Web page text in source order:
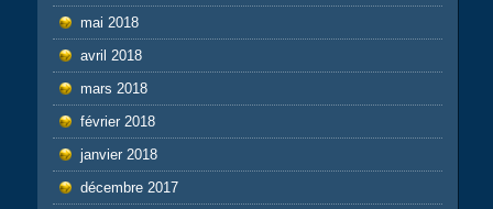
mai 2018
avril 2018
mars 2018
février 2018
janvier 2018
décembre 2017